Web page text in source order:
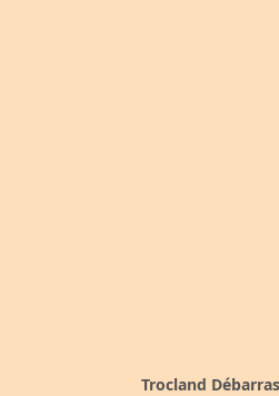
Trocland